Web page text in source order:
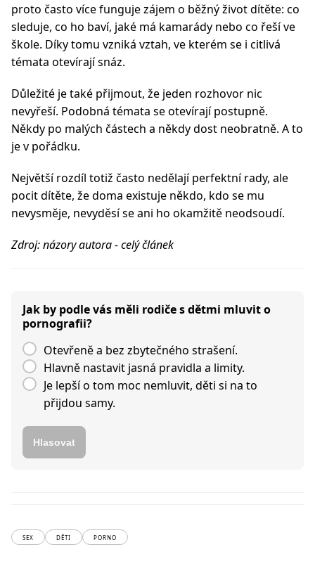
proto často více funguje zájem o běžný život dítěte: co
sleduje, co ho baví, jaké má kamarády nebo co řeší ve
škole. Díky tomu vzniká vztah, ve kterém se i citlivá
témata otevírají snáz.
Důležité je také přijmout, že jeden rozhovor nic
nevyřeší. Podobná témata se otevírají postupně.
Někdy po malých částech a někdy dost neobratně. A to
je v pořádku.
Největší rozdíl totiž často nedělají perfektní rady, ale
pocit dítěte, že doma existuje někdo, kdo se mu
nevysměje, nevyděsí se ani ho okamžitě neodsoudí.
Zdroj: názory autora - celý článek
Jak by podle vás měli rodiče s dětmi mluvit o
pornografii?
Otevřeně a bez zbytečného strašení.
Hlavně nastavit jasná pravidla a limity.
Je lepší o tom moc nemluvit, děti si na to
přijdou samy.
Hlasovat
SEX DĚTI PORNO